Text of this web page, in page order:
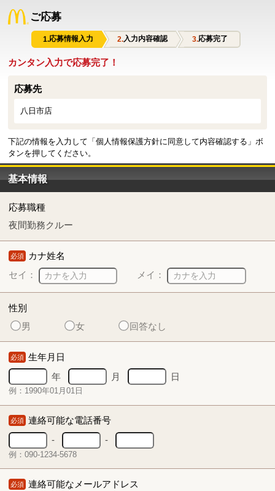
ご応募
応募情報入力 入力内容確認 応募完了
カンタン入力で応募完了！
応募先
八日市店
下記の情報を入力して「個人情報保護方針に同意して内容確認する」ボ
タンを押してください。
基本情報
応募職種
夜間勤務クルー
必須 カナ姓名
セイ：
メイ：
性別
男
女 回答なし
必須 生年月日
年
月 日
例：1990年01月01日
必須 連絡可能な電話番号
-
-
例：090-1234-5678
必須 連絡可能なメールアドレス